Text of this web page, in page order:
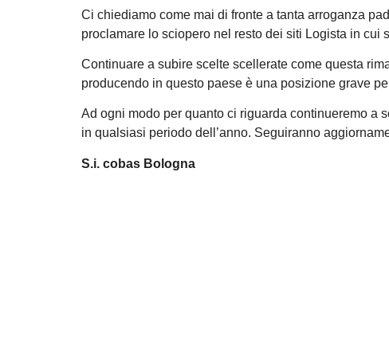
Ci chiediamo come mai di fronte a tanta arroganza
proclamare lo sciopero nel resto dei siti Logista in cui
Continuare a subire scelte scellerate come questa
producendo in questo paese è una posizione grave
Ad ogni modo per quanto ci riguarda continueremo a
in qualsiasi periodo dell’anno. Seguiranno
S.i. cobas Bologna